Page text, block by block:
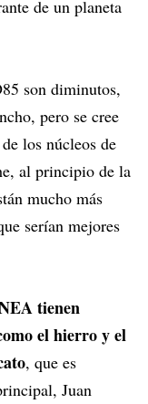
de un planeta
son diminutos,
pero se cree
los núcleos de
al principio de la
mucho más
serían mejores
tienen
el hierro y el
, que es
Juan